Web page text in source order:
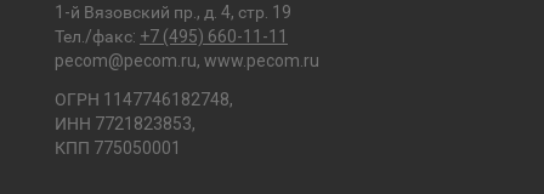
1-й Вязовский пр., д. 4, стр. 19
Тел./факс: +7 (495) 660-11-11
pecom@pecom.ru, www.pecom.ru
ОГРН 1147746182748,
ИНН 7721823853,
КПП 775050001